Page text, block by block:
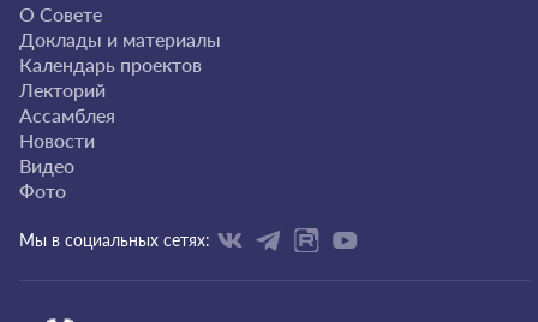
О Совете
Доклады и материалы
Календарь проектов
Лекторий
Ассамблея
Новости
Видео
Фото
Мы в социальных сетях: